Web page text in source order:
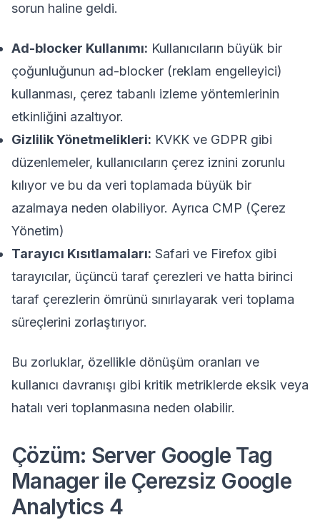
sorun haline geldi.
Ad-blocker Kullanımı: Kullanıcıların büyük bir
çoğunluğunun ad-blocker (reklam engelleyici)
kullanması, çerez tabanlı izleme yöntemlerinin
etkinliğini azaltıyor.
Gizlilik Yönetmelikleri: KVKK ve GDPR gibi
düzenlemeler, kullanıcıların çerez iznini zorunlu
kılıyor ve bu da veri toplamada büyük bir
azalmaya neden olabiliyor. Ayrıca CMP (Çerez
Yönetim)
Tarayıcı Kısıtlamaları: Safari ve Firefox gibi
tarayıcılar, üçüncü taraf çerezleri ve hatta birinci
taraf çerezlerin ömrünü sınırlayarak veri toplama
süreçlerini zorlaştırıyor.
Bu zorluklar, özellikle dönüşüm oranları ve
kullanıcı davranışı gibi kritik metriklerde eksik veya
hatalı veri toplanmasına neden olabilir.
Çözüm: Server Google Tag
Manager ile Çerezsiz Google
Analytics 4